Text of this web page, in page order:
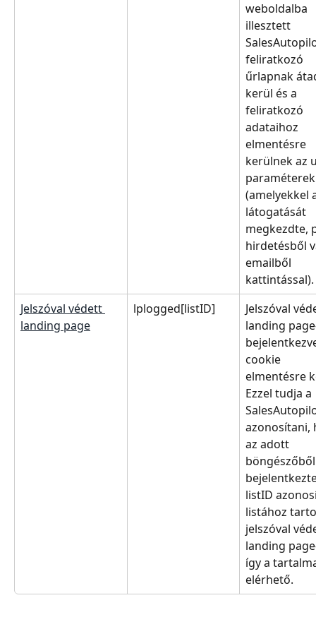
weboldalba
illesztett
feliratkozó
űrlapnak
kerül és a
feliratkozó
adataihoz
elmentésre
kerülnek az
(amelyekkel
látogatását
megkezdte,
hirdetésből
emailből
kattintással).
Jelszóval védett
landing page
lplogged[listID]
Jelszóval
landing
cookie
elmentésre
Ezzel tudja a
azonosítani,
az adott
listID
listához
jelszóval
landing
így a
elérhető.